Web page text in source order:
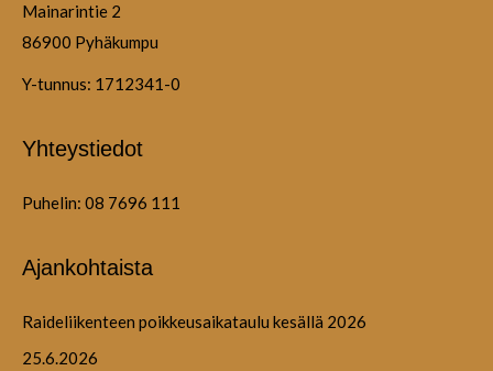
Mainarintie 2
86900 Pyhäkumpu
Y-tunnus: 1712341-0
Yhteystiedot
Puhelin: 08 7696 111
Ajankohtaista
Raideliikenteen poikkeusaikataulu kesällä 2026
25.6.2026